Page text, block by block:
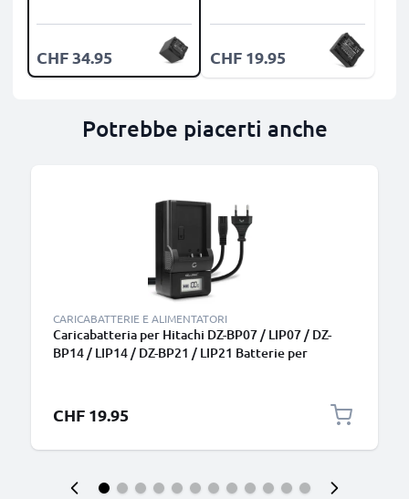
CHF 34.95 CHF 19.95
Potrebbe piacerti anche
CARICABATTERIE E ALIMENTATORI
Caricabatteria per Hitachi DZ-BP07 / LIP07 / DZ-
BP14 / LIP14 / DZ-BP21 / LIP21 Batterie per
CHF 19.95